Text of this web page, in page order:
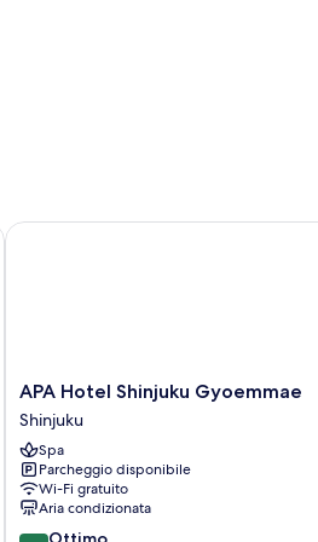
APA
Hotel
Shinjuku
Gyoemmae
Shinjuku
APA Hotel Shinjuku Gyoemmae
Shinjuku
Spa
Parcheggio disponibile
Wi-Fi gratuito
Aria condizionata
8.4
APA Hotel Shinjuku Gyoemmae